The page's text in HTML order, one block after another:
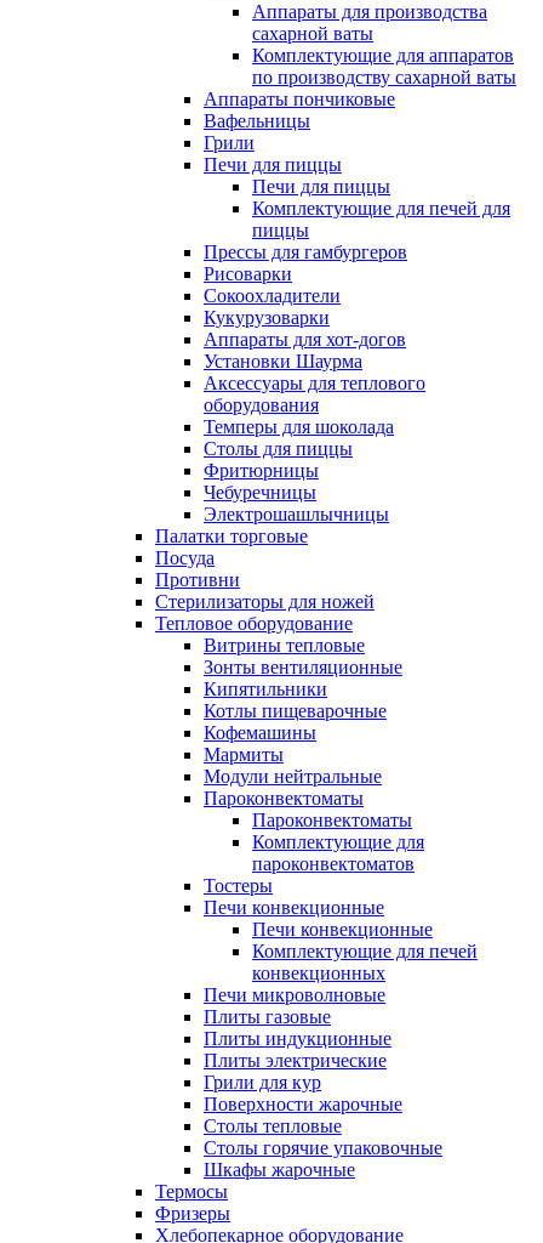
Аппараты для производства
сахарной ваты
Комплектующие для аппаратов
по производству сахарной ваты
Аппараты пончиковые
Вафельницы
Грили
Печи для пиццы
Печи для пиццы
Комплектующие для печей для
пиццы
Прессы для гамбургеров
Рисоварки
Сокоохладители
Кукурузоварки
Аппараты для хот-догов
Установки Шаурма
Аксессуары для теплового
оборудования
Темперы для шоколада
Столы для пиццы
Фритюрницы
Чебуречницы
Электрошашлычницы
Палатки торговые
Посуда
Противни
Стерилизаторы для ножей
Тепловое оборудование
Витрины тепловые
Зонты вентиляционные
Кипятильники
Котлы пищеварочные
Кофемашины
Мармиты
Модули нейтральные
Пароконвектоматы
Пароконвектоматы
Комплектующие для
пароконвектоматов
Тостеры
Печи конвекционные
Печи конвекционные
Комплектующие для печей
конвекционных
Печи микроволновые
Плиты газовые
Плиты индукционные
Плиты электрические
Грили для кур
Поверхности жарочные
Столы тепловые
Столы горячие упаковочные
Шкафы жарочные
Термосы
Фризеры
Хлебопекарное оборудование